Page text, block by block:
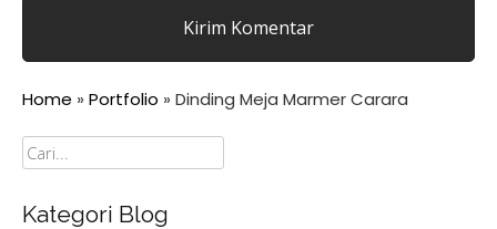
Home » Portfolio » Dinding Meja Marmer Carara
Cari
Kategori Blog